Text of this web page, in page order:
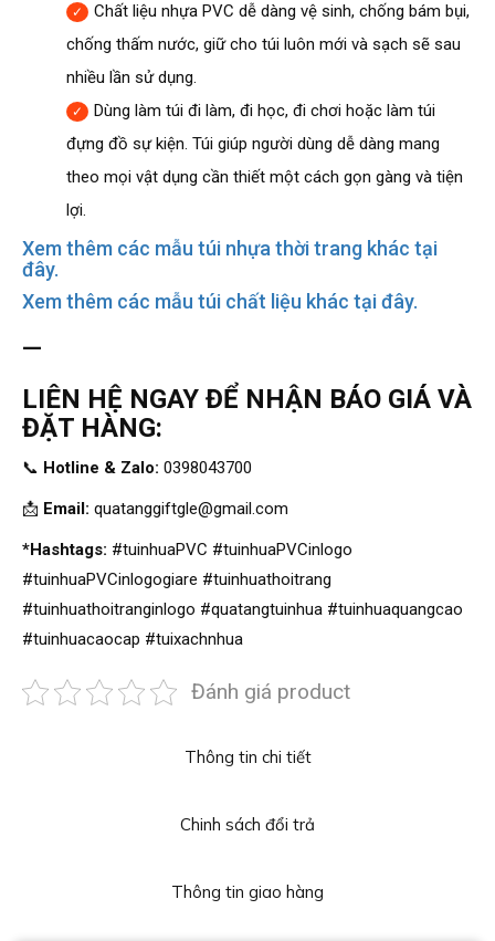
Thông tin chi tiết
Chinh sách đổi trả
Thông tin giao hàng
Chất liệu nhựa PVC dễ dàng vệ sinh, chống bám bụi,
chống thấm nước, giữ cho túi luôn mới và sạch sẽ sau
nhiều lần sử dụng.
Dùng làm túi đi làm, đi học, đi chơi hoặc làm túi
đựng đồ sự kiện. Túi giúp người dùng dễ dàng mang
theo mọi vật dụng cần thiết một cách gọn gàng và tiện
lợi.
Xem thêm các mẫu túi nhựa thời trang khác tại
đây.
Xem thêm các mẫu túi chất liệu khác tại đây.
—
LIÊN HỆ NGAY ĐỂ NHẬN BÁO GIÁ VÀ
ĐẶT HÀNG:
📞 Hotline & Zalo: 0398043700
📩 Email: quatanggiftgle@gmail.com
*Hashtags: #tuinhuaPVC #tuinhuaPVCinlogo
#tuinhuaPVCinlogogiare #tuinhuathoitrang
#tuinhuathoitranginlogo #quatangtuinhua #tuinhuaquangcao
#tuinhuacaocap #tuixachnhua
Đánh giá product